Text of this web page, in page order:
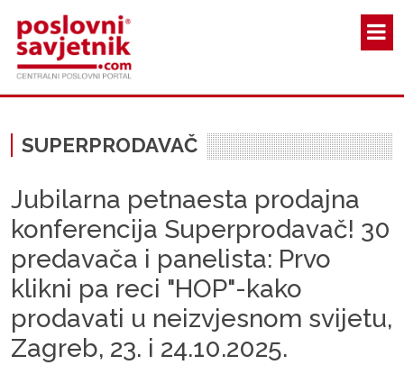
SUPERPRODAVAČ
Jubilarna petnaesta prodajna
konferencija Superprodavač! 30
predavača i panelista: Prvo
klikni pa reci "HOP"-kako
prodavati u neizvjesnom svijetu,
Zagreb, 23. i 24.10.2025.